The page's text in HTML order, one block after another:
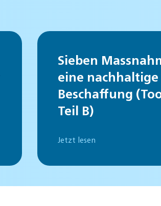
Sieben
eine nachhaltige
Beschaffung
Teil B)
Jetzt lesen